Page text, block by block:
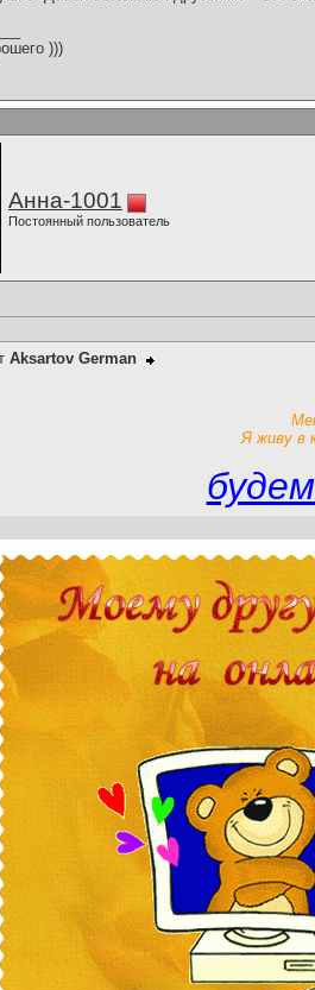
)))
Анна-1001
Постоянный пользователь
Aksartov German
Я живу в